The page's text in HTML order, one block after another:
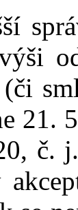
(či
21. 5
, č.